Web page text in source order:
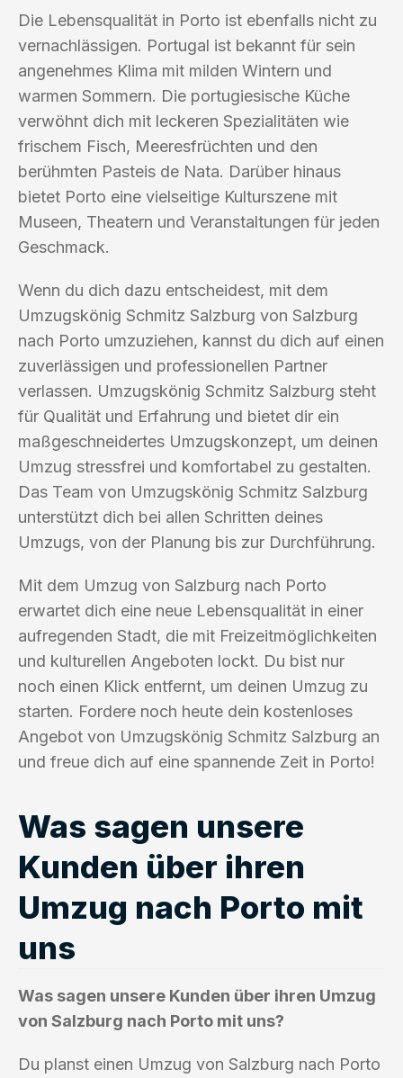
Die Lebensqualität in Porto ist ebenfalls nicht zu
vernachlässigen. Portugal ist bekannt für sein
angenehmes Klima mit milden Wintern und
warmen Sommern. Die portugiesische Küche
verwöhnt dich mit leckeren Spezialitäten wie
frischem Fisch, Meeresfrüchten und den
berühmten Pasteis de Nata. Darüber hinaus
bietet Porto eine vielseitige Kulturszene mit
Museen, Theatern und Veranstaltungen für jeden
Geschmack.
Wenn du dich dazu entscheidest, mit dem
Umzugskönig Schmitz Salzburg von Salzburg
nach Porto umzuziehen, kannst du dich auf einen
zuverlässigen und professionellen Partner
verlassen. Umzugskönig Schmitz Salzburg steht
für Qualität und Erfahrung und bietet dir ein
maßgeschneidertes Umzugskonzept, um deinen
Umzug stressfrei und komfortabel zu gestalten.
Das Team von Umzugskönig Schmitz Salzburg
unterstützt dich bei allen Schritten deines
Umzugs, von der Planung bis zur Durchführung.
Mit dem Umzug von Salzburg nach Porto
erwartet dich eine neue Lebensqualität in einer
aufregenden Stadt, die mit Freizeitmöglichkeiten
und kulturellen Angeboten lockt. Du bist nur
noch einen Klick entfernt, um deinen Umzug zu
starten. Fordere noch heute dein kostenloses
Angebot von Umzugskönig Schmitz Salzburg an
und freue dich auf eine spannende Zeit in Porto!
Was sagen unsere
Kunden über ihren
Umzug nach Porto mit
uns
Was sagen unsere Kunden über ihren Umzug
von Salzburg nach Porto mit uns?
Du planst einen Umzug von Salzburg nach Porto